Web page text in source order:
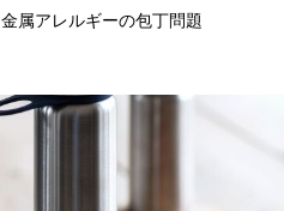
金属アレルギーの包丁問題